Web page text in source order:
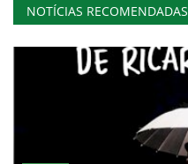
NOTÍCIAS RECOMENDADAS